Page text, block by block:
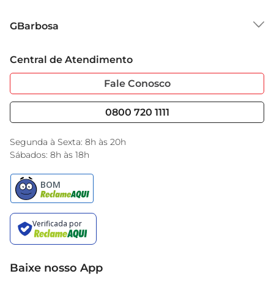
Grupo Cencosud
Sobre Privacidade
Portal do Fornecedo
Nossas Lojas
GBarbosa
Garantia Estendida
Serviços
Black Friday
Encarte do Dia
Central de Atendimento
Fale Conosco
0800 720 1111
Segunda à Sexta: 8h às 20h
Sábados: 8h às 18h
Baixe nosso App